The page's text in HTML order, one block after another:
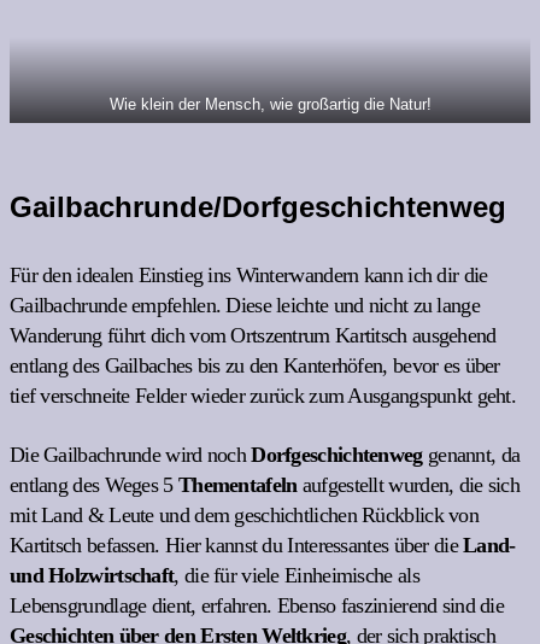
Wie klein der Mensch, wie großartig die Natur!
Gailbachrunde/Dorfgeschichtenweg
Für den idealen Einstieg ins Winterwandern kann ich dir die
Gailbachrunde empfehlen. Diese leichte und nicht zu lange
Wanderung führt dich vom Ortszentrum Kartitsch ausgehend
entlang des Gailbaches bis zu den Kanterhöfen, bevor es über
tief verschneite Felder wieder zurück zum Ausgangspunkt geht.
Die Gailbachrunde wird nochDorfgeschichtenweggenannt, da
entlang des Weges 5Thementafeln aufgestellt wurden, die sich
mit Land & Leute und dem geschichtlichen Rückblick von
Kartitsch befassen. Hier kannst du Interessantes über dieLand-
und Holzwirtschaft, die für viele Einheimische als
Lebensgrundlage dient, erfahren. Ebenso faszinierend sind die
Geschichten über den Ersten Weltkrieg, der sich praktisch